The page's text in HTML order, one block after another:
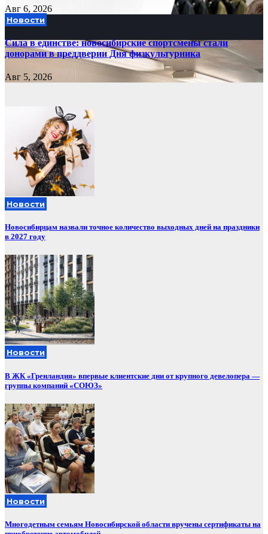
Авг 6, 2026
Новости
Сила в единстве: новосибирские спортсмены стали
донорами в преддверии Дня физкультурника
Авг 5, 2026
Новости
Новосибирцам назвали точное количество выходных дней на праздники
в 2027 году
Новости
В ЖК «Гренландия» впервые клиентские дни от крупного девелопера —
группы компаний «СОЮЗ»
Новости
Многодетным семьям Новосибирской области вручены сертификаты на